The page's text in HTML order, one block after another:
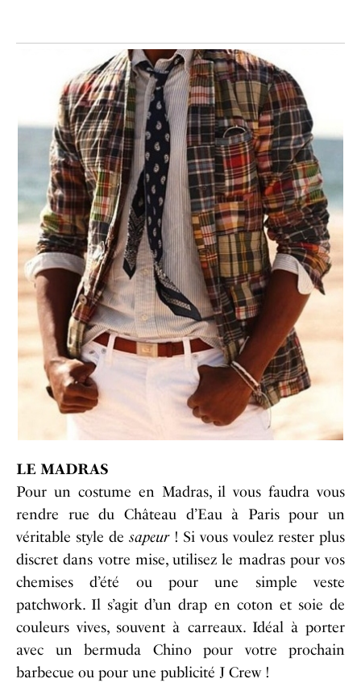
LE MADRAS
Pour un costume en Madras, il vous faudra vous
rendre rue du Château d’Eau à Paris pour un
véritable style de sapeur! Si vous voulez rester plus
discret dans votre mise, utilisez le madras pour vos
chemises d’été ou pour une simple veste
patchwork. Il s’agit d’un drap en coton et soie de
couleurs vives, souvent à carreaux. Idéal à porter
avec un bermuda Chino pour votre prochain
barbecue ou pour une publicité J Crew !